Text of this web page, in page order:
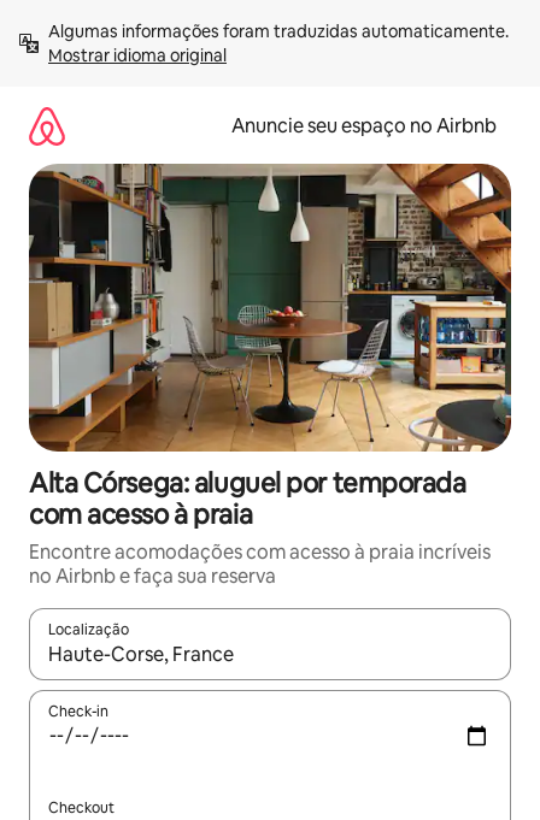
para
Mostrar idioma original
Anuncie seu espaço no Airbnb
Alta Córsega: aluguel por temporada
com acesso à praia
Encontre acomodações com acesso à praia incríveis
no Airbnb e faça sua reserva
Localização
Quando os resultados estiverem disponíveis, explore-os
Check-in
Checkout